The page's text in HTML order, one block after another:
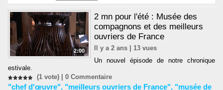
2:00
2 mn pour l'été : Musée des
compagnons et des meilleurs
ouvriers de France
Il y a 2 ans | 13 vues
Un nouvel épisode de notre chronique
estivale.
(1 vote) | 0 Commentaire
"chef d'œuvre", "meilleurs ouvriers de France", "musée de